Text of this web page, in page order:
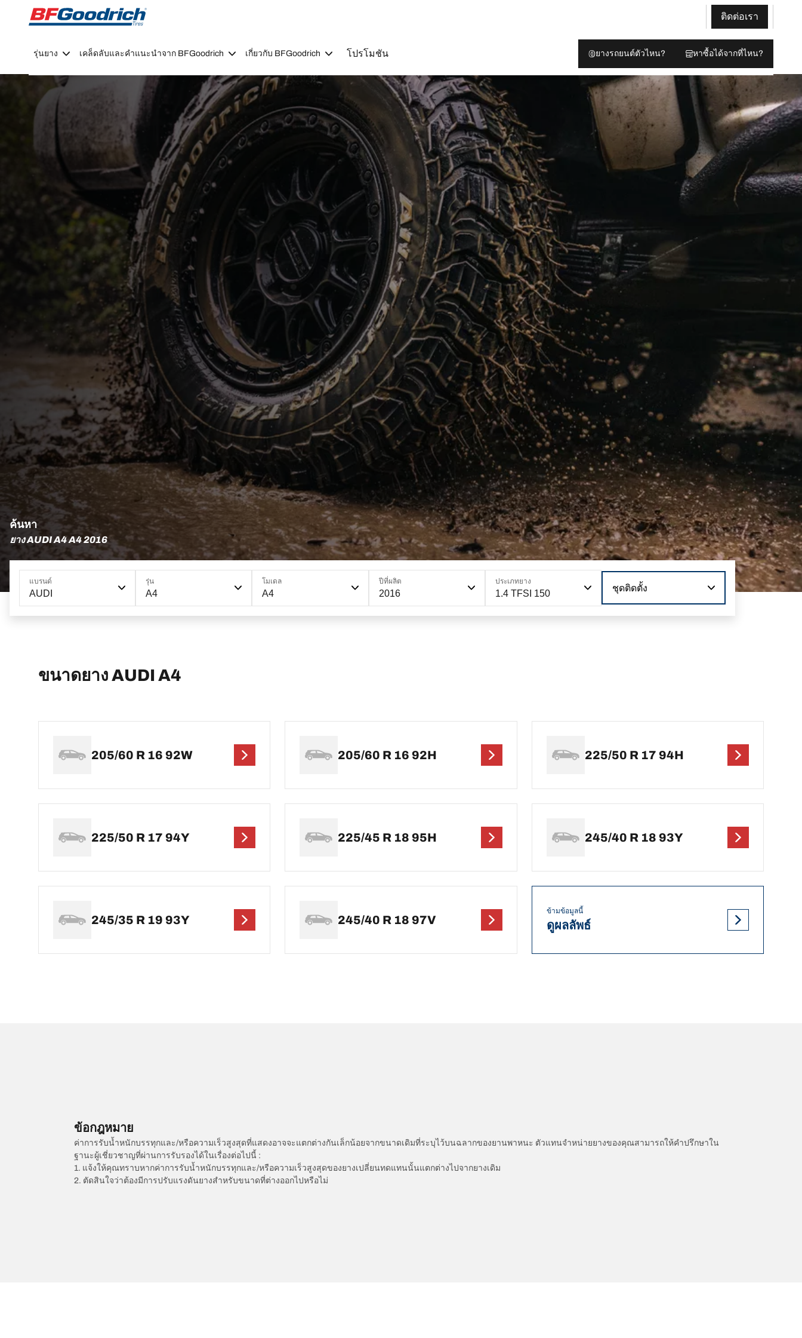
Go to page content
Go to page navigation
ติดต่อเรา
รุ่นยาง เคล็ดลับและคำแนะนำจาก BFGoodrich เกี่ยวกับ BFGoodrich โปรโมชัน ยางรถยนต์ตัวไหน? หาซื้อได้จากที่ไหน?
ค้นหา
ยาง AUDI A4 A4 2016
แบรนด์
AUDI
รุ่น
A4
โมเดล
A4
ปีที่ผลิต
2016
ประเภทยาง
1.4 TFSI 150
ชุดติดตั้ง
ขนาดยาง AUDI A4
205/60 R 16 92W 205/60 R 16 92H 225/50 R 17 94H
225/50 R 17 94Y 225/45 R 18 95H 245/40 R 18 93Y
245/35 R 19 93Y 245/40 R 18 97V
ข้ามข้อมูลนี้
ดูผลลัพธ์
ข้อกฎหมาย
ค่าการรับน้ำหนักบรรทุกและ/หรือความเร็วสูงสุดที่แสดงอาจจะแตกต่างกันเล็กน้อยจากขนาดเดิมที่ระบุไว้บนฉลากของยานพาหนะ ตัวแทนจำหน่ายยางของคุณสามารถให้คำปรึกษาใน
ฐานะผู้เชี่ยวชาญที่ผ่านการรับรองได้ในเรื่องต่อไปนี้ :
1. แจ้งให้คุณทราบหากค่าการรับน้ำหนักบรรทุกและ/หรือความเร็วสูงสุดของยางเปลี่ยนทดแทนนั้นแตกต่างไปจากยางเดิม
2. ตัดสินใจว่าต้องมีการปรับแรงดันยางสำหรับขนาดที่ต่างออกไปหรือไม่